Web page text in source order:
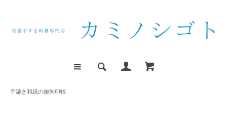
手漉き和紙の御朱印帳